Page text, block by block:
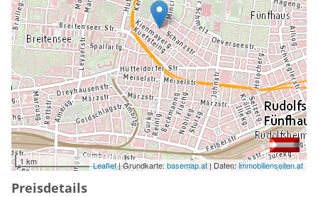
1 km Leaflet| Grundkarte: basemap.at| Daten:immobilienseiten.at
Preisdetails